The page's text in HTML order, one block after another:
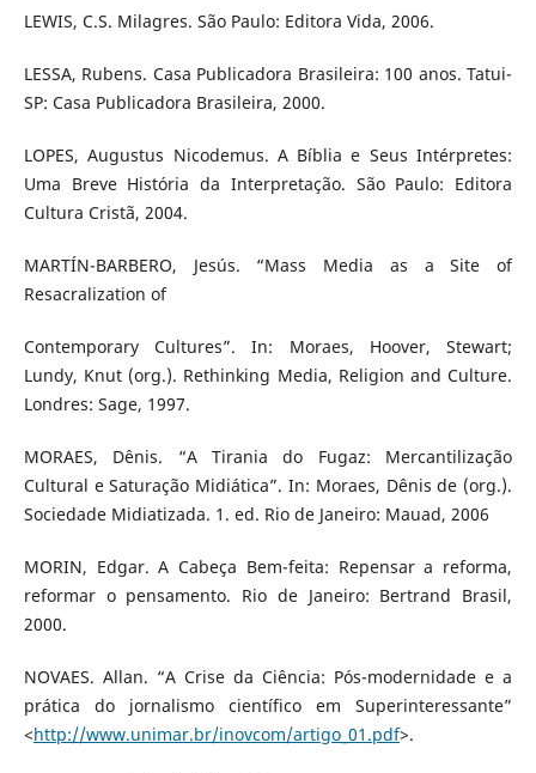
LEWIS, C.S. Milagres. São Paulo: Editora Vida, 2006.
LESSA, Rubens. Casa Publicadora Brasileira: 100 anos. Tatui-
SP: Casa Publicadora Brasileira, 2000.
LOPES, Augustus Nicodemus. A Bíblia e Seus Intérpretes:
Uma Breve História da Interpretação. São Paulo: Editora
Cultura Cristã, 2004.
MARTÍN-BARBERO, Jesús. “Mass Media as a Site of
Resacralization of
Contemporary Cultures”. In: Moraes, Hoover, Stewart;
Lundy, Knut (org.). Rethinking Media, Religion and Culture.
Londres: Sage, 1997.
MORAES, Dênis. “A Tirania do Fugaz: Mercantilização
Cultural e Saturação Midiática”. In: Moraes, Dênis de (org.).
Sociedade Midiatizada. 1. ed. Rio de Janeiro: Mauad, 2006
MORIN, Edgar. A Cabeça Bem-feita: Repensar a reforma,
reformar o pensamento. Rio de Janeiro: Bertrand Brasil,
2000.
NOVAES. Allan. “A Crise da Ciência: Pós-modernidade e a
prática do jornalismo científico em Superinteressante”
<http://www.unimar.br/inovcom/artigo_01.pdf>.